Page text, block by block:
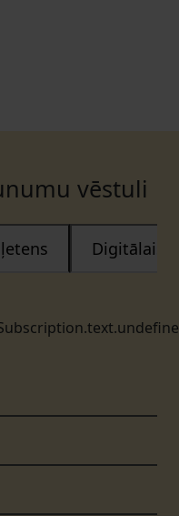
vēstuli
Digitālais